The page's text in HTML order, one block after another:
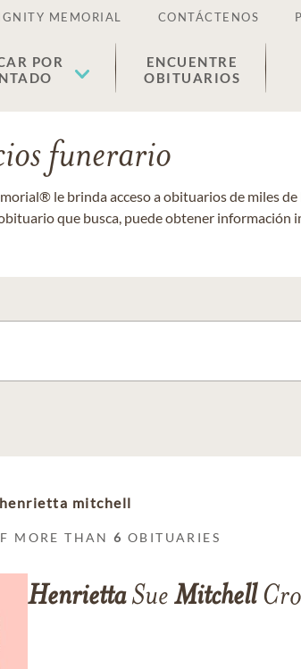
MEMORIAL CONTÁCTENOS
POR
ENCUENTRE
OBITUARIOS
funerario
le brinda acceso a obituarios de miles
que busca, puede obtener
henrietta mitchell
MORE THAN6 OBITUARIES
HenriettaSue Mitchell